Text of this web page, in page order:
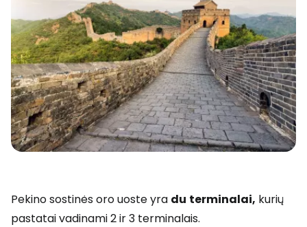
Pekino sostinės oro uoste yra du terminalai, kurių
pastatai vadinami 2 ir 3 terminalais.